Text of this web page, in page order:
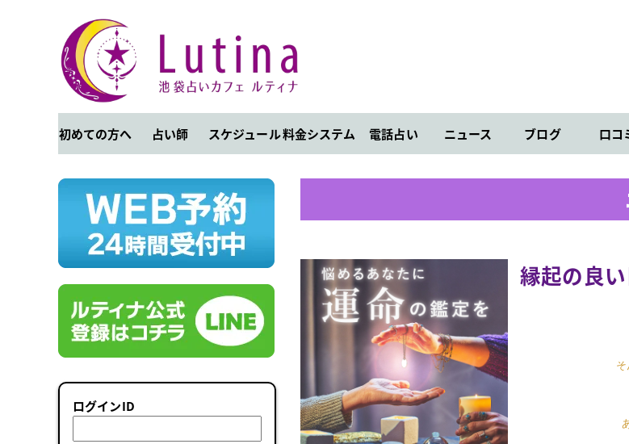
初めての方へ 占い師 スケジュール料金システム 電話占い ニュース ブログ 口コ
ログインID
縁起の良い